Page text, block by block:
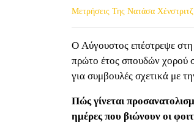
Μετρήσεις Της Νατάσα Χένστριτζ
Ο Αύγουστος επέστρεψε στη
πρώτο έτος σπουδών χορού
για συμβουλές σχετικά με
Πώς γίνεται
ημέρες που βιώνουν οι